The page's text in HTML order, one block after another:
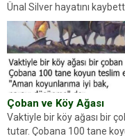
Ünal Silver hayatını
Haberi, oyuncunun
ajansı duyurdu. Renda
sosyal medya hesabında
Oyuncumuz ve çok değerli
dostumuz...
Çoban ve Köy Ağası
Vaktiyle bir köy ağası bir
tutar. Çobana 100 tane